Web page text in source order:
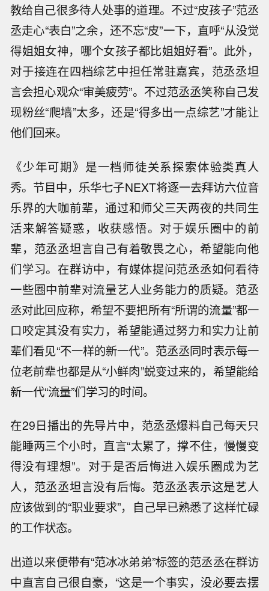
教给自己很多待人处事的道理。不过“皮孩子”范丞
丞走心“表白”之余，还不忘“皮”一下，直呼“从没觉
得姐姐女神，哪个女孩子都比姐姐好看”。此外，
对于接连在四档综艺中担任常驻嘉宾，范丞丞坦
言会担心观众“审美疲劳”。不过范丞丞笑称自己发
现粉丝“爬墙”太多，还是“得多出一点综艺”才能让
他们回来。
《少年可期》是一档师徒关系探索体验类真人
秀。节目中，乐华七子NEXT将逐一去拜访六位音
乐界的大咖前辈，通过和师父三天两夜的共同生
活来解答疑惑，收获感悟。对于娱乐圈中的前
辈，范丞丞坦言自己有着敬畏之心，希望能向他
们学习。在群访中，有媒体提问范丞丞如何看待
一些圈中前辈对流量艺人业务能力的质疑。范丞
丞对此回应称，希望不要把所有“所谓的流量”都一
口咬定其没有实力，希望能通过努力和实力让前
辈们看见“不一样的新一代”。范丞丞同时表示每一
位老前辈也都是从“小鲜肉”蜕变过来的，希望能给
新一代“流量”们学习的时间。
在29日播出的先导片中，范丞丞爆料自己每天只
能睡两三个小时，直言“太累了，撑不住，慢慢变
得没有理想”。对于是否后悔进入娱乐圈成为艺
人，范丞丞坦言没有后悔。范丞丞表示这是艺人
应该做到的“职业要求”，自己早已熟悉了这样忙碌
的工作状态。
出道以来便带有“范冰冰弟弟”标签的范丞丞在群访
中直言自己很自豪，“这是一个事实，没必要去摆